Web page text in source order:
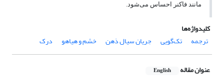
مانند فاکنر احساس می‌شود.
کلیدواژه‌ها
ترجمه
تک‌گویی جریان سیال ذهن خشم و هیاهو درک
عنوان مقاله English